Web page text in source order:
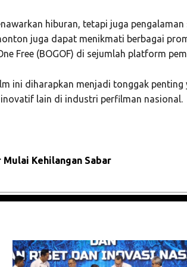
hiburan, tetapi juga
juga dapat menikmati berbagai
Free (BOGOF) di sejumlah platform
ini diharapkan menjadi tonggak penting
lain di industri perfilman nasional.
Kehilangan Sabar